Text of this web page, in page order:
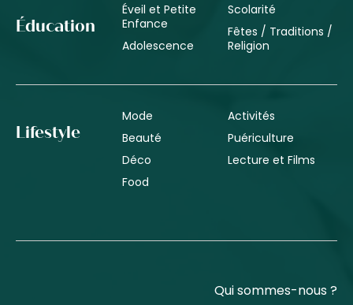
Éducation
Éveil et Petite
Enfance
Adolescence
Scolarité
Fêtes / Traditions /
Religion
Lifestyle
Mode
Beauté
Déco
Food
Activités
Puériculture
Lecture et Films
Qui sommes-nous ?